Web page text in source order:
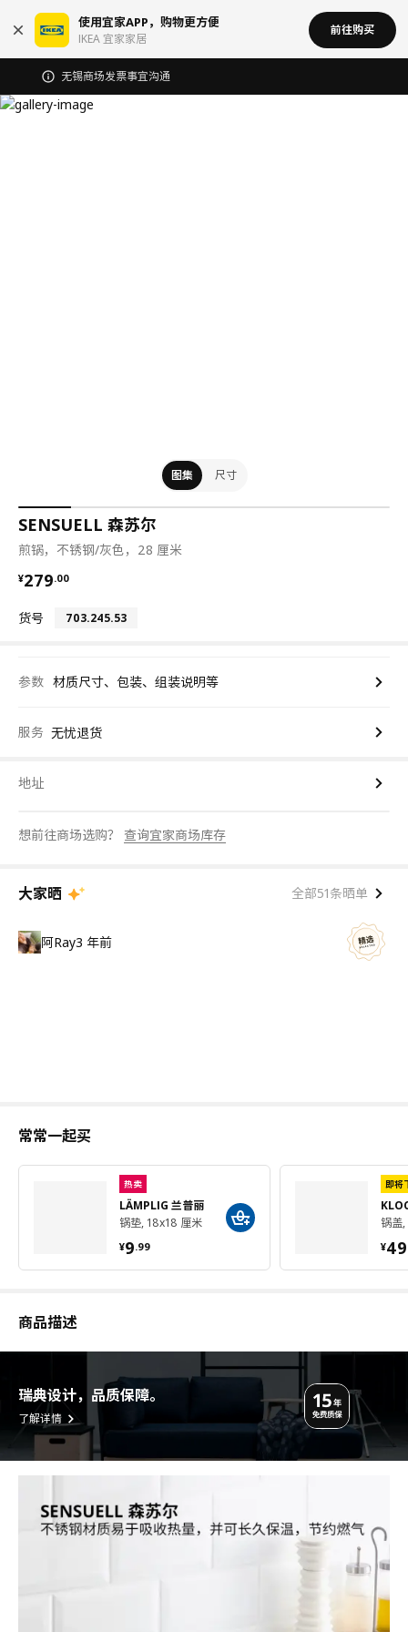
使用宜家APP，购物更方便
IKEA 宜家家居
前往购买
无锡商场发票事宜沟通
图集 尺寸
SENSUELL 森苏尔
煎锅，不锈钢/灰色，28 厘米
¥279.00
¥ 279.00
货号 703.245.53
参数 材质尺寸、包装、组装说明等
服务 无忧退货
地址
想前往商场选购？ 查询宜家商场库存
大家晒 全部51条晒单
阿Ray3 年前
常常一起买
热卖
LÄMPLIG 兰普丽
锅垫, 18x18 厘米
¥9.99
¥ 9.99
即将
锅盖
¥49
¥
商品描述
瑞典设计，品质保障。
了解详情